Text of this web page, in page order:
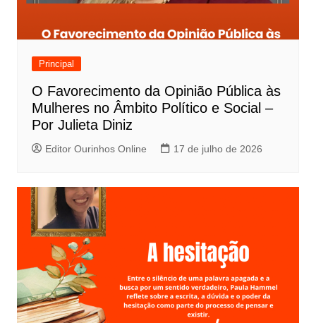
Principal
O Favorecimento da Opinião Pública às
Mulheres no Âmbito Político e Social –
Por Julieta Diniz
Editor Ourinhos Online 17 de julho de 2026